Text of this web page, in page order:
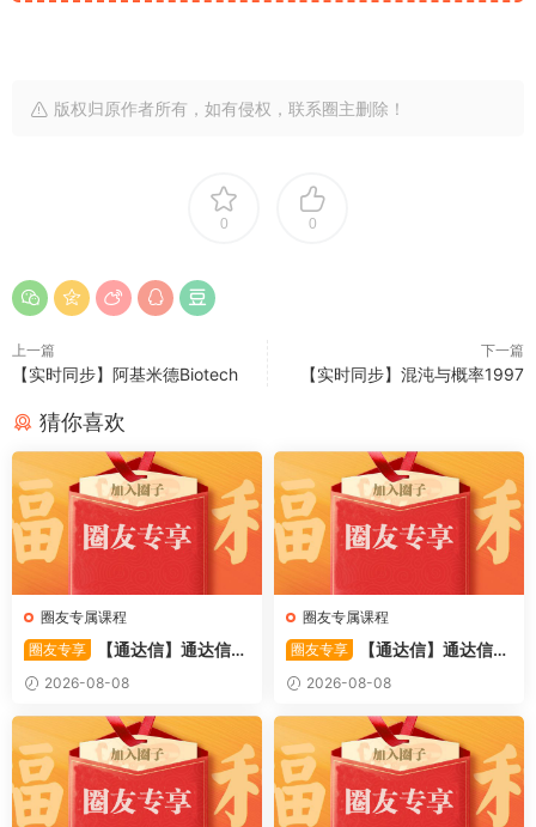
版权归原作者所有，如有侵权，联系圈主删除！
0 0
上一篇
【实时同步】阿基米德Biotech
下一篇
【实时同步】混沌与概率1997
猜你喜欢
圈友专属课程
圈友专享
【通达信】通达信
〖备战龙妖〗副图/选股 精准
捕捉龙头启动进场信号 源码
2026-08-08
圈友专属课程
圈友专享
【通达信】通达信
〖重心突破〗主副图/选股 捕
捉股价在特定形态下的反转与
启动信号 源码
2026-08-08